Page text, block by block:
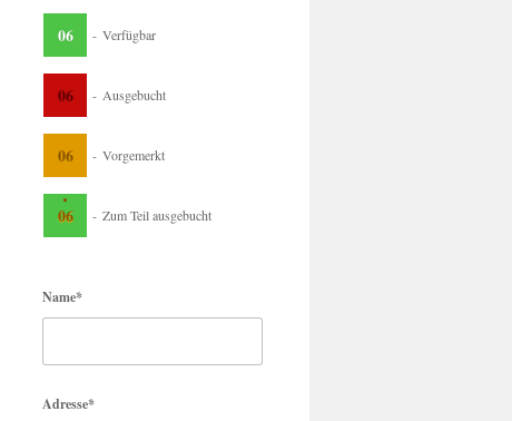
06 - Verfügbar
06 - Ausgebucht
06 - Vorgemerkt
·
06 - Zum Teil ausgebucht
Name*
Adresse*